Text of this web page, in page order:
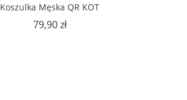
Koszulka Męska QR KOT
79,90 złCena